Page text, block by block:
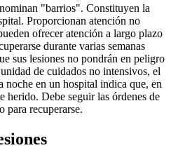
"barrios". Constituyen la
Proporcionan atención no
ofrecer atención a largo plazo
durante varias semanas
sus lesiones no pondrán en peligro
de cuidados no intensivos, el
noche en un hospital indica que, en
herido. Debe seguir las órdenes de
para recuperarse.